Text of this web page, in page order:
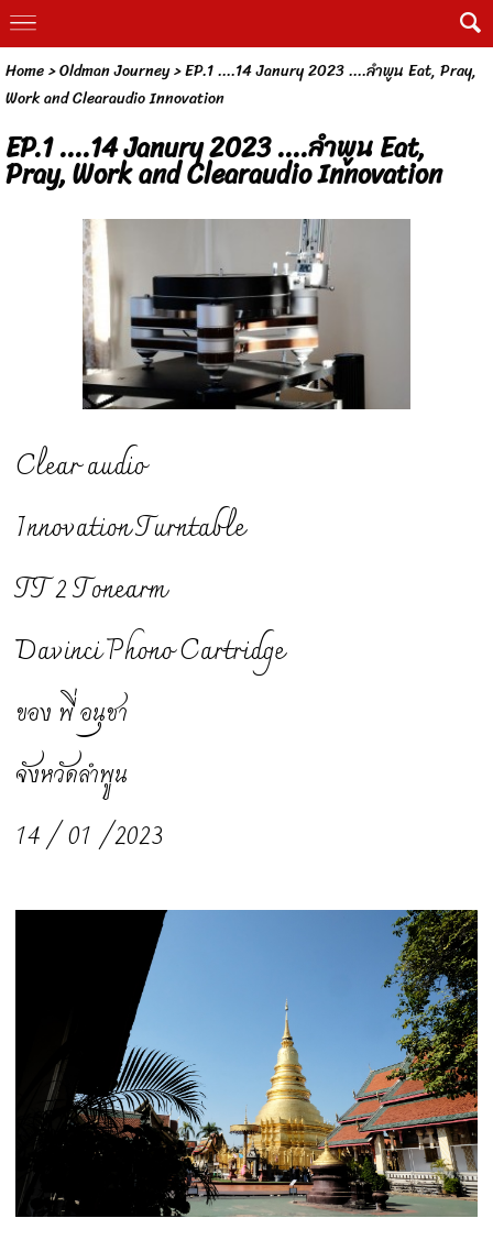
Home>Oldman Journey>EP.1 ....14 Janury 2023 ....ลำพูน Eat, Pray,
Work and Clearaudio Innovation
EP.1 ....14 Janury 2023 ....ลำพูน Eat,
Pray, Work and Clearaudio Innovation
Clear audio
Innovation Turntable
TT 2 Tonearm
Davinci Phono Cartridge
ของ พี่ อนุชา
จังหวัดลำพูน
14 / 01 /2023